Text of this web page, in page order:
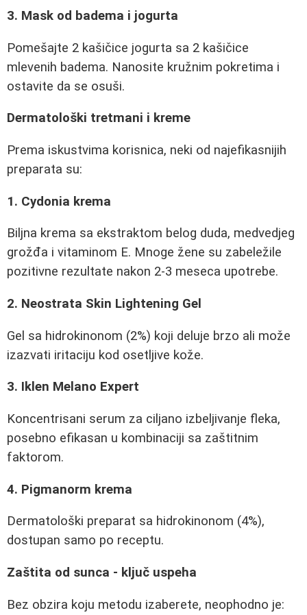
3. Mask od badema i jogurta
Pomešajte 2 kašičice jogurta sa 2 kašičice
mlevenih badema. Nanosite kružnim pokretima i
ostavite da se osuši.
Dermatološki tretmani i kreme
Prema iskustvima korisnica, neki od najefikasnijih
preparata su:
1. Cydonia krema
Biljna krema sa ekstraktom belog duda, medvedjeg
grožđa i vitaminom E. Mnoge žene su zabeležile
pozitivne rezultate nakon 2-3 meseca upotrebe.
2. Neostrata Skin Lightening Gel
Gel sa hidrokinonom (2%) koji deluje brzo ali može
izazvati iritaciju kod osetljive kože.
3. Iklen Melano Expert
Koncentrisani serum za ciljano izbeljivanje fleka,
posebno efikasan u kombinaciji sa zaštitnim
faktorom.
4. Pigmanorm krema
Dermatološki preparat sa hidrokinonom (4%),
dostupan samo po receptu.
Zaštita od sunca - ključ uspeha
Bez obzira koju metodu izaberete, neophodno je: